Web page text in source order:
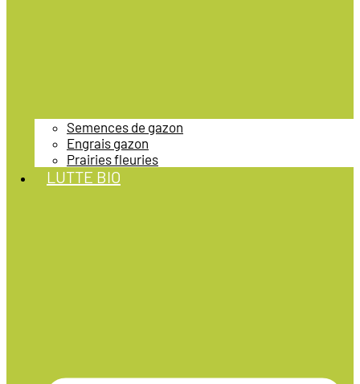
Semences de gazon
Engrais gazon
Prairies fleuries
LUTTE BIO